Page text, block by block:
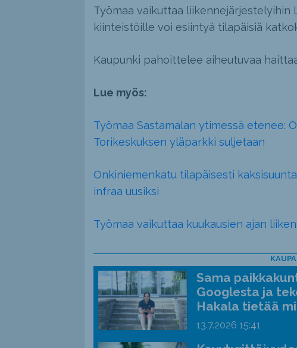
Työmaa vaikuttaa liikennejärjestelyihin
kiinteistöille voi esiintyä tilapäisiä
Kaupunki pahoittelee aiheutuvaa
Lue myös:
Työmaa Sastamalan ytimessä etenee:
Torikeskuksen yläparkki suljetaan
Onkiniemenkatu tilapäisesti
infraa uusiksi
Työmaa vaikuttaa kuukausien ajan
Sama
Googlesta ja
Hakala tietää
13.7.2026 15:41